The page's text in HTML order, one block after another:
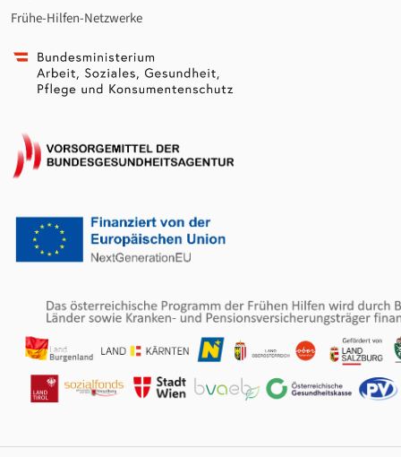
Frühe-Hilfen-Netzwerke